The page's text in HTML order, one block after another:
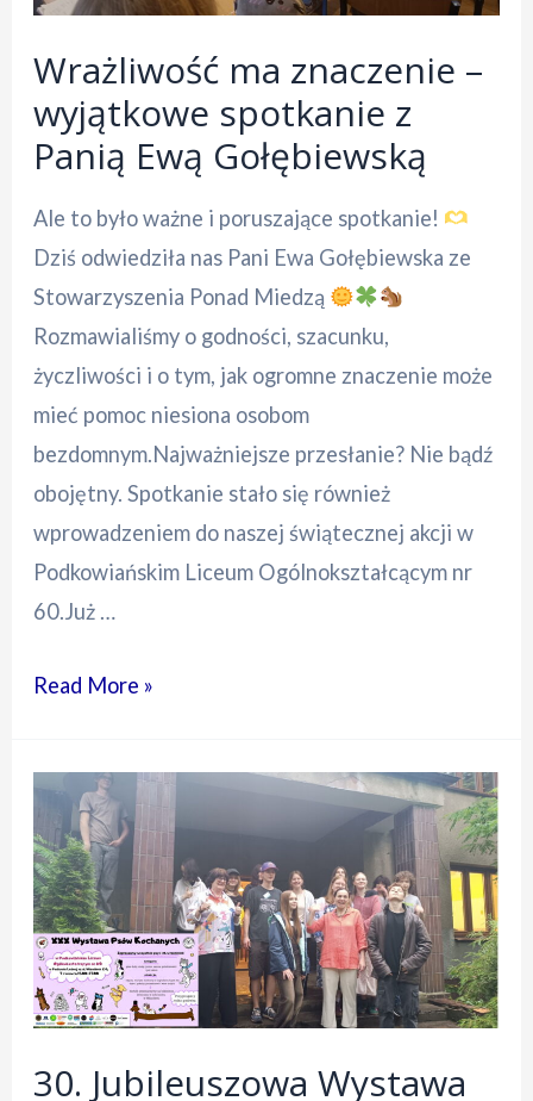
Wrażliwość ma znaczenie –
wyjątkowe spotkanie z
Panią Ewą Gołębiewską
Ale to było ważne i poruszające spotkanie!
Dziś odwiedziła nas Pani Ewa Gołębiewska ze
Stowarzyszenia Ponad Miedzą
Rozmawialiśmy o godności, szacunku,
życzliwości i o tym, jak ogromne znaczenie może
mieć pomoc niesiona osobom
bezdomnym.Najważniejsze przesłanie? Nie bądź
obojętny. Spotkanie stało się również
wprowadzeniem do naszej świątecznej akcji w
Podkowiańskim Liceum Ogólnokształcącym nr
60.Już …
Wrażliwość
wyjątkowe
spotkanie
z
Panią
Ewą
Read More »
30. Jubileuszowa Wystawa